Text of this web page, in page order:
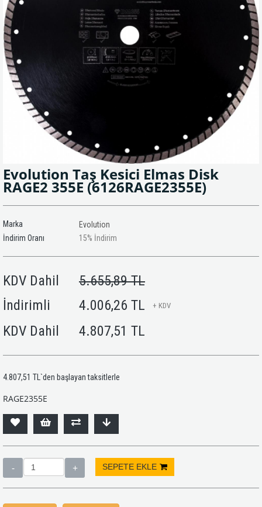
Evolution Taş Kesici Elmas Disk
RAGE2 355E (6126RAGE2355E)
Marka
Evolution
İndirim Oranı
%
15 İndirim
KDV Dahil
5.655,89 TL
İndirimli
4.006,26 TL + KDV
KDV Dahil 4.807,51 TL
4.807,51 TL`den başlayan taksitlerle
RAGE2355E